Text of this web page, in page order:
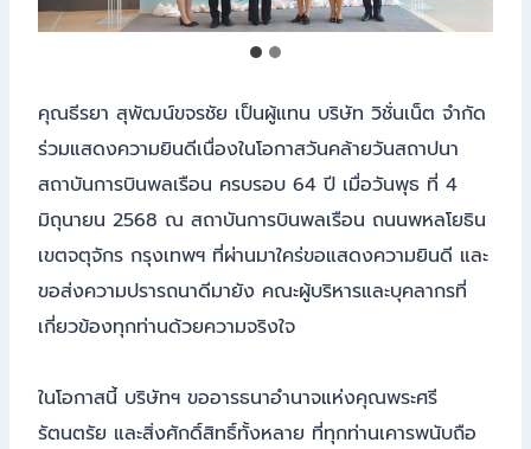
คุณธีรยา สุพัฒน์ขจรชัย เป็นผู้แทน บริษัท วิชั่นเน็ต จำกัด
ร่วมแสดงความยินดีเนื่องในโอกาสวันคล้ายวันสถาปนา
สถาบันการบินพลเรือน ครบรอบ 64 ปี เมื่อวันพุธ ที่ 4
มิถุนายน 2568 ณ สถาบันการบินพลเรือน ถนนพหลโยธิน
เขตจตุจักร กรุงเทพฯ ที่ผ่านมาใคร่ขอแสดงความยินดี และ
ขอส่งความปรารถนาดีมายัง คณะผู้บริหารและบุคลากรที่
เกี่ยวข้องทุกท่านด้วยความจริงใจ
ในโอกาสนี้ บริษัทฯ ขออารธนาอำนาจแห่งคุณพระศรี
รัตนตรัย และสิ่งศักดิ์สิทธิ์ทั้งหลาย ที่ทุกท่านเคารพนับถือ